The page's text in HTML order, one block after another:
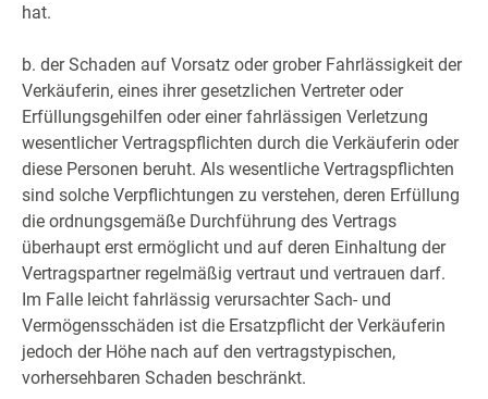
hat.
b. der Schaden auf Vorsatz oder grober Fahrlässigkeit der
Verkäuferin, eines ihrer gesetzlichen Vertreter oder
Erfüllungsgehilfen oder einer fahrlässigen Verletzung
wesentlicher Vertragspflichten durch die Verkäuferin oder
diese Personen beruht. Als wesentliche Vertragspflichten
sind solche Verpflichtungen zu verstehen, deren Erfüllung
die ordnungsgemäße Durchführung des Vertrags
überhaupt erst ermöglicht und auf deren Einhaltung der
Vertragspartner regelmäßig vertraut und vertrauen darf.
Im Falle leicht fahrlässig verursachter Sach- und
Vermögensschäden ist die Ersatzpflicht der Verkäuferin
jedoch der Höhe nach auf den vertragstypischen,
vorhersehbaren Schaden beschränkt.